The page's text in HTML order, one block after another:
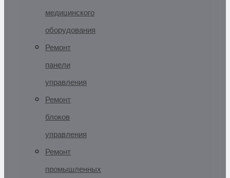
медицинского
оборудования
Ремонт
панели
управления
Ремонт
блоков
управления
Ремонт
промышленных